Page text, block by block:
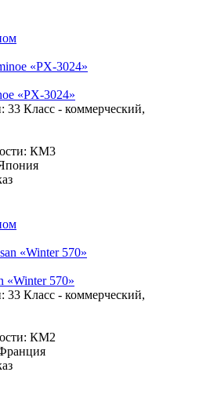
«PX-3024»
33 Класс - коммерческий,
КМ3
«Winter 570»
33 Класс - коммерческий,
КМ2